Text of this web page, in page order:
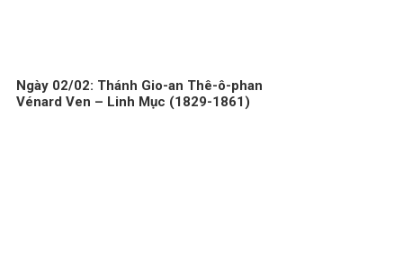
Ngày 02/02: Thánh Gio-an Thê-ô-phan
Vénard Ven – Linh Mục (1829-1861)